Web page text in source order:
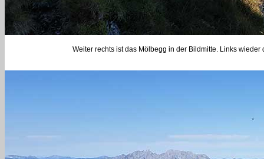
Weiter rechts ist das Mölbegg in der Bildmitte. Links